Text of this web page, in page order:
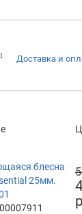
Доставка и
блесна
25мм.